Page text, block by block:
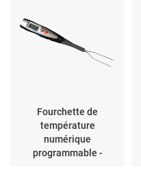
Fourchette de
température
numérique
programmable -